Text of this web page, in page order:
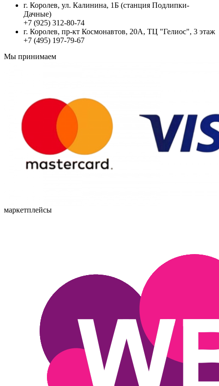
г. Королев, ул. Калинина, 1Б (станция Подлипки-
Дачные)
+7 (925) 312-80-74
г. Королев, пр-кт Космонавтов, 20А, ТЦ "Гелиос", 3 этаж
+7 (495) 197-79-67
Мы принимаем
маркетплейсы